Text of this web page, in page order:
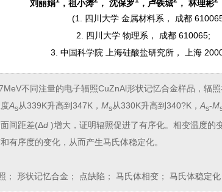
刘丽娟 ，祖小涛 ， 沈保罗 ，卢铁城 ， 林理彬
(1. 四川大学 金属材料系， 成都 610065
2. 四川大学 物理系， 成都 610065;
3. 中国科学院 上海硅酸盐研究所， 上海
不同注量的电子辐照CuZnAl形状记忆合金样品，辐
As从339K升高到347K， Ms从330K升高到340?K， As-M
间距差(Δd )增大，证明辐照促进了有序化。相变温度的
有序度的变化，从而产生马氏体稳定化。
； 形状记忆合金； 点缺陷； 马氏体相变； 马氏体稳定化